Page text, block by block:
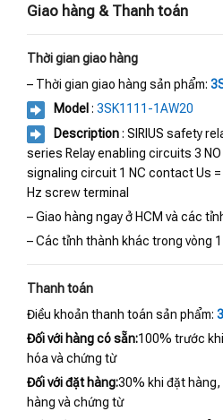
Giao hàng & Thanh toán
Thời gian giao hàng
– Thời gian giao hàng sản phẩm:
Model : 3SK1111-1AW20
Description: SIRIUS safety
series Relay enabling circuits 3
signaling circuit 1 NC contact Us =
Hz screw terminal
– Giao hàng ngay ở HCM và các
– Các tỉnh thành khác trong vòng
Thanh toán
Điều khoản thanh toán sản phẩm:
Đối với hàng có sẵn:100% trước
hóa và chứng từ
Đối với đặt hàng:30% khi đặt
hàng và chứng từ